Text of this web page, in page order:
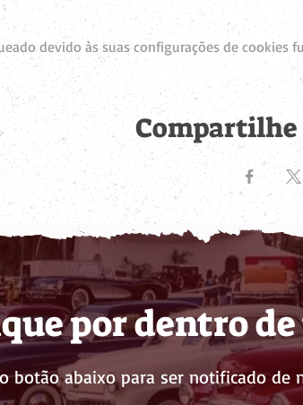
devido às suas configurações de cookies
Compartilhe
botão abaixo para ser notificado de
por dentro